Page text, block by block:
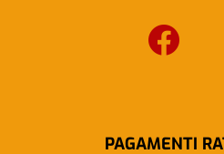
F
a
PAGAMENTI